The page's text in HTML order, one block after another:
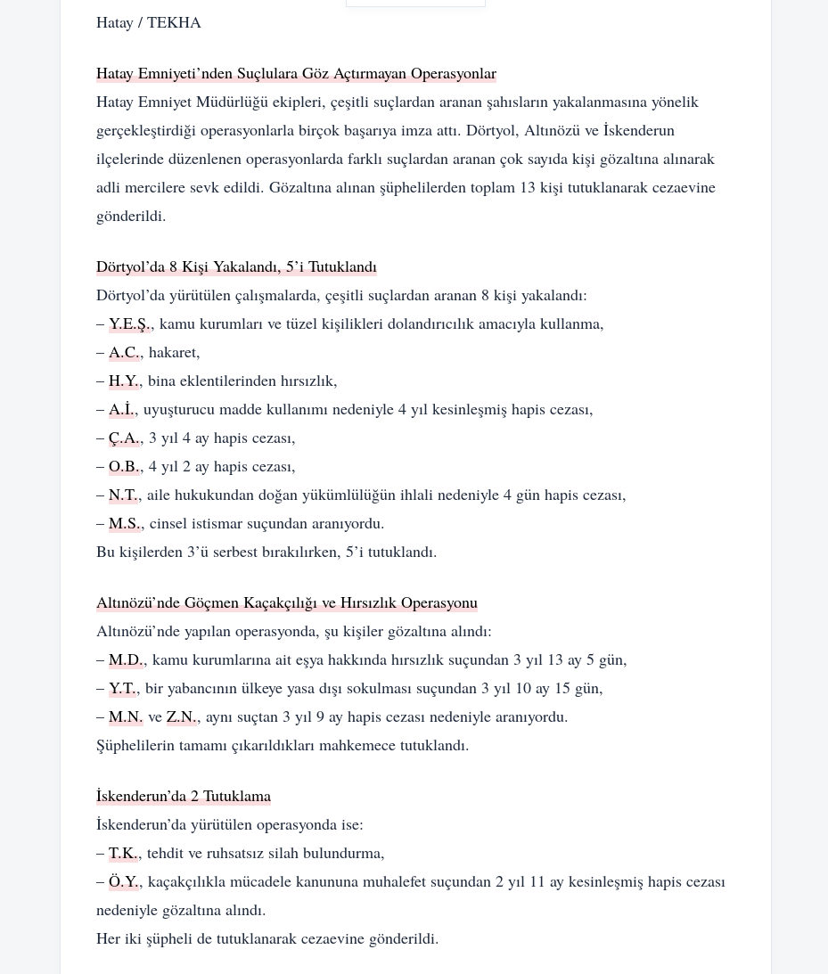
Hatay / TEKHA
Hatay Emniyeti’nden Suçlulara Göz Açtırmayan Operasyonlar
Hatay Emniyet Müdürlüğü ekipleri, çeşitli suçlardan aranan şahısların yakalanmasına yönelik
gerçekleştirdiği operasyonlarla birçok başarıya imza attı. Dörtyol, Altınözü ve İskenderun
ilçelerinde düzenlenen operasyonlarda farklı suçlardan aranan çok sayıda kişi gözaltına alınarak
adli mercilere sevk edildi. Gözaltına alınan şüphelilerden toplam 13 kişi tutuklanarak cezaevine
gönderildi.
Dörtyol’da 8 Kişi Yakalandı, 5’i Tutuklandı
Dörtyol’da yürütülen çalışmalarda, çeşitli suçlardan aranan 8 kişi yakalandı:
– Y.E.Ş., kamu kurumları ve tüzel kişilikleri dolandırıcılık amacıyla kullanma,
– A.C., hakaret,
– H.Y., bina eklentilerinden hırsızlık,
– A.İ., uyuşturucu madde kullanımı nedeniyle 4 yıl kesinleşmiş hapis cezası,
– Ç.A., 3 yıl 4 ay hapis cezası,
– O.B., 4 yıl 2 ay hapis cezası,
– N.T., aile hukukundan doğan yükümlülüğün ihlali nedeniyle 4 gün hapis cezası,
– M.S., cinsel istismar suçundan aranıyordu.
Bu kişilerden 3’ü serbest bırakılırken, 5’i tutuklandı.
Altınözü’nde Göçmen Kaçakçılığı ve Hırsızlık Operasyonu
Altınözü’nde yapılan operasyonda, şu kişiler gözaltına alındı:
– M.D., kamu kurumlarına ait eşya hakkında hırsızlık suçundan 3 yıl 13 ay 5 gün,
– Y.T., bir yabancının ülkeye yasa dışı sokulması suçundan 3 yıl 10 ay 15 gün,
– M.N. ve Z.N., aynı suçtan 3 yıl 9 ay hapis cezası nedeniyle aranıyordu.
Şüphelilerin tamamı çıkarıldıkları mahkemece tutuklandı.
İskenderun’da 2 Tutuklama
İskenderun’da yürütülen operasyonda ise:
– T.K., tehdit ve ruhsatsız silah bulundurma,
– Ö.Y., kaçakçılıkla mücadele kanununa muhalefet suçundan 2 yıl 11 ay kesinleşmiş hapis cezası
nedeniyle gözaltına alındı.
Her iki şüpheli de tutuklanarak cezaevine gönderildi.